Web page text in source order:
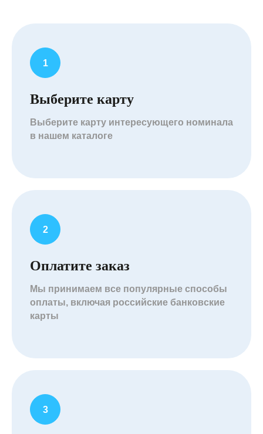
Выберите карту
Выберите карту интересующего номинала
в нашем каталоге
Оплатите заказ
Мы принимаем все популярные способы
оплаты, включая российские банковские
карты